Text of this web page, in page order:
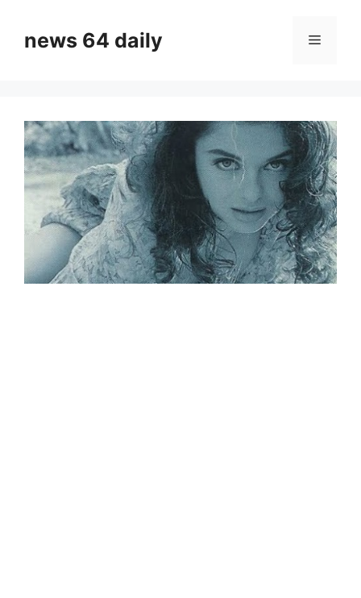
contentnews 64 daily Menu